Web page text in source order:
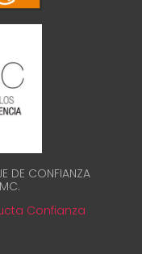
DE CONFIANZA
Confianza